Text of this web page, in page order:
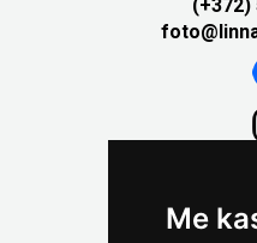
Me
(+372)